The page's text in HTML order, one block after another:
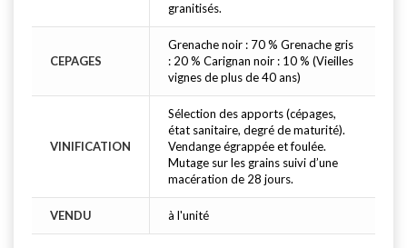
granitisés.
CEPAGES
Grenache noir : 70 % Grenache gris
: 20 % Carignan noir : 10 % (Vieilles
vignes de plus de 40 ans)
VINIFICATION
Sélection des apports (cépages,
état sanitaire, degré de maturité).
Vendange égrappée et foulée.
Mutage sur les grains suivi d’une
macération de 28 jours.
VENDU à l'unité